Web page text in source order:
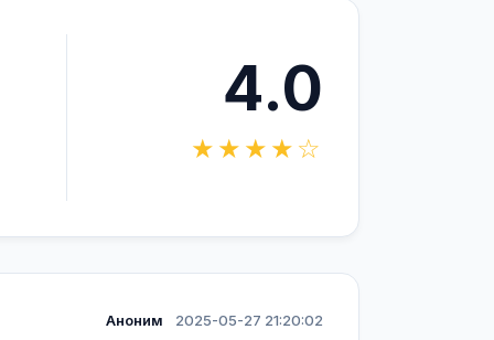
4.0
★★★★☆
Аноним
2025-05-27 21:20:02